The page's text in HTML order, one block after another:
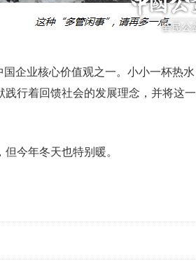
国企业核心价值观之一。小小一杯热
践行着回馈社会的发展理念，并将这
今年冬天也特别暖。